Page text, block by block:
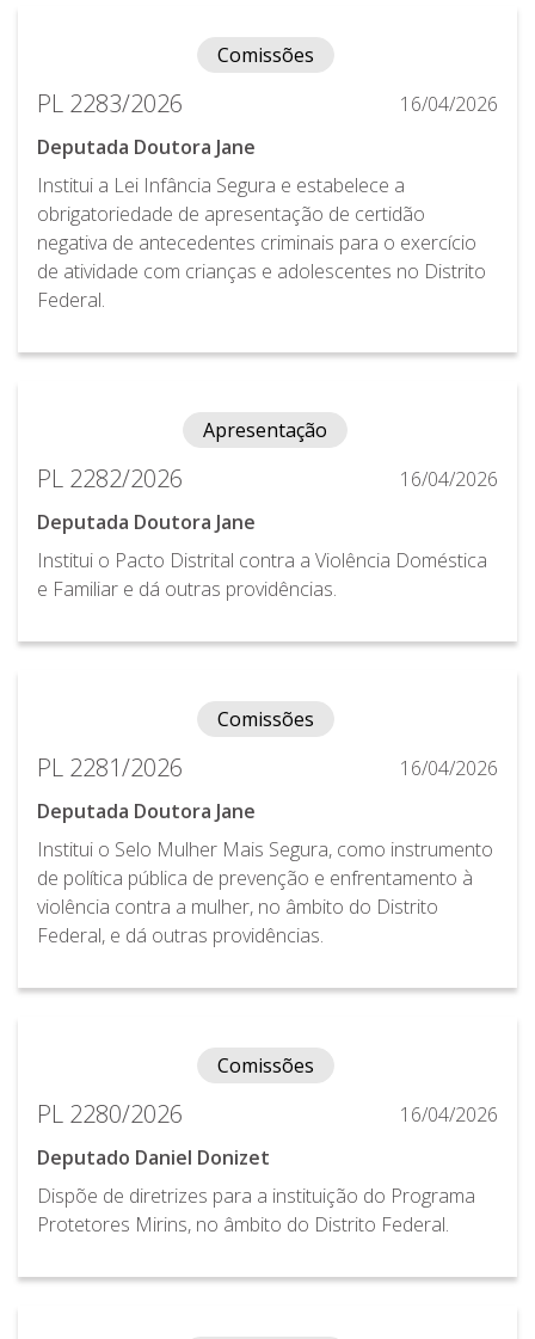
Comissões
PL 2283/2026
16/04/2026
Deputada Doutora Jane
Institui a Lei Infância Segura e estabelece a
obrigatoriedade de apresentação de certidão
negativa de antecedentes criminais para o exercício
de atividade com crianças e adolescentes no Distrito
Federal.
Apresentação
PL 2282/2026
16/04/2026
Deputada Doutora Jane
Institui o Pacto Distrital contra a Violência Doméstica
e Familiar e dá outras providências.
Comissões
PL 2281/2026
16/04/2026
Deputada Doutora Jane
Institui o Selo Mulher Mais Segura, como instrumento
de política pública de prevenção e enfrentamento à
violência contra a mulher, no âmbito do Distrito
Federal, e dá outras providências.
Comissões
PL 2280/2026
16/04/2026
Deputado Daniel Donizet
Dispõe de diretrizes para a instituição do Programa
Protetores Mirins, no âmbito do Distrito Federal.